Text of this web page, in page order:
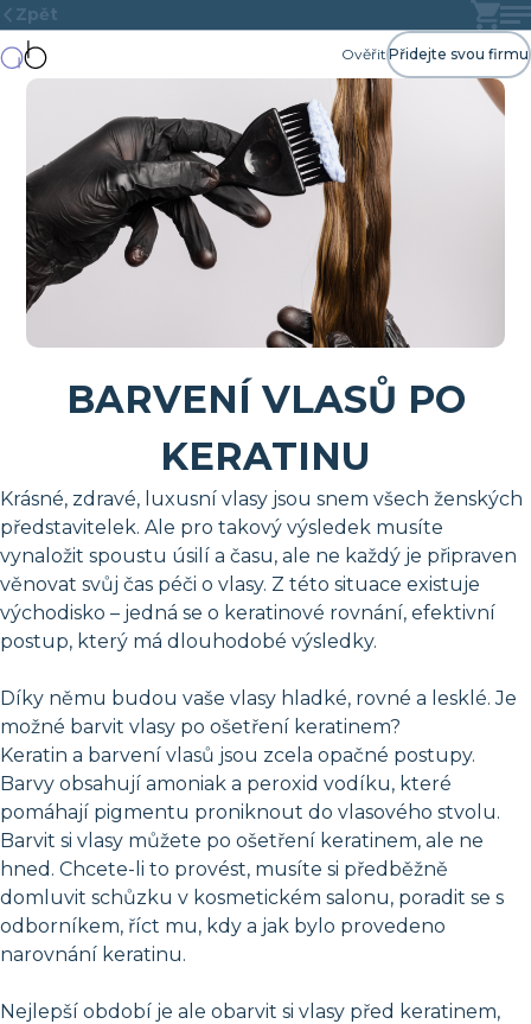
Zpět
Ověřit Přidejte svou firmu
BARVENÍ VLASŮ PO
KERATINU
Krásné, zdravé, luxusní vlasy jsou snem všech ženských
představitelek. Ale pro takový výsledek musíte
vynaložit spoustu úsilí a času, ale ne každý je připraven
věnovat svůj čas péči o vlasy. Z této situace existuje
východisko – jedná se o keratinové rovnání, efektivní
postup, který má dlouhodobé výsledky.
Díky němu budou vaše vlasy hladké, rovné a lesklé. Je
možné barvit vlasy po ošetření keratinem?
Keratin a barvení vlasů jsou zcela opačné postupy.
Barvy obsahují amoniak a peroxid vodíku, které
pomáhají pigmentu proniknout do vlasového stvolu.
Barvit si vlasy můžete po ošetření keratinem, ale ne
hned. Chcete-li to provést, musíte si předběžně
domluvit schůzku v kosmetickém salonu, poradit se s
odborníkem, říct mu, kdy a jak bylo provedeno
narovnání keratinu.
Nejlepší období je ale obarvit si vlasy před keratinem,